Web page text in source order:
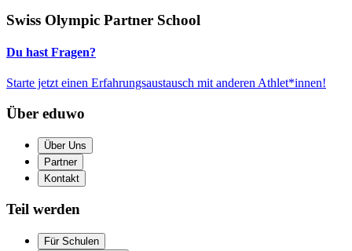
Swiss Olympic Partner School
Du hast Fragen?
Starte jetzt einen Erfahrungsaustausch mit anderen Athlet*innen!
Über eduwo
Über Uns
Partner
Kontakt
Teil werden
Für Schulen